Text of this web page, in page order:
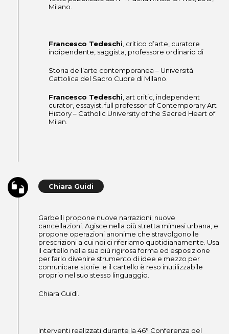
Milano.
Francesco Tedeschi , critico d’arte, curatore
indipendente, saggista, professore ordinario di
Storia dell’arte contemporanea – Università
Cattolica del Sacro Cuore di Milano.
Francesco Tedeschi , art critic, independent
curator, essayist, full professor of Contemporary Art
History – Catholic University of the Sacred Heart of
Milan.
Chiara Guidi
Garbelli propone nuove narrazioni; nuove
cancellazioni. Agisce nella più stretta mimesi urbana, e
propone operazioni anonime che stravolgono le
prescrizioni a cui noi ci riferiamo quotidianamente. Usa
il cartello nella sua più rigirosa forma ed esposizione
per farlo divenire strumento di idee e mezzo per
comunicare storie: e il cartello è reso inutilizzabile
proprio nel suo stesso linguaggio.
Chiara Guidi.
Interventi realizzati durante la 46° Conferenza del